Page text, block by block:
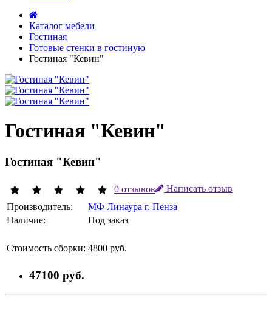
Каталог мебели
Гостиная
Готовые стенки в гостиную
Гостиная "Кевин"
Гостиная "Кевин"
Гостиная "Кевин"
0 отзывов
Написать отзыв
Производитель:
МФ Линаура г. Пенза
Наличие:
Под заказ
Стоимость сборки: 4800 руб.
47100 руб.